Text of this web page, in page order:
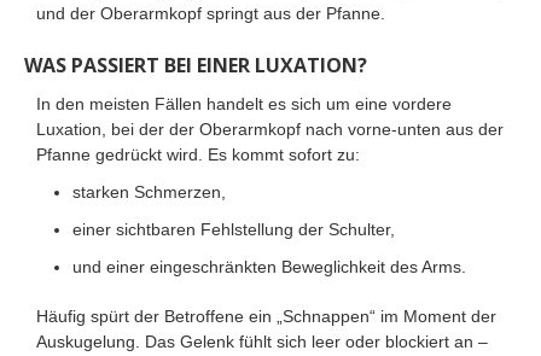
und der Oberarmkopf springt aus der Pfanne.
WAS PASSIERT BEI EINER LUXATION?
In den meisten Fällen handelt es sich um eine vordere
Luxation, bei der der Oberarmkopf nach vorne-unten aus der
Pfanne gedrückt wird. Es kommt sofort zu:
starken Schmerzen,
einer sichtbaren Fehlstellung der Schulter,
und einer eingeschränkten Beweglichkeit des Arms.
Häufig spürt der Betroffene ein „Schnappen“ im Moment der
Auskugelung. Das Gelenk fühlt sich leer oder blockiert an –